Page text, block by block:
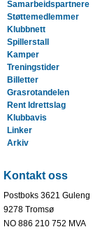
Samarbeidspartnere
Støttemedlemmer
Klubbnett
Spillerstall
Kamper
Treningstider
Billetter
Grasrotandelen
Rent Idrettslag
Klubbavis
Linker
Arkiv
Kontakt oss
Postboks 3621 Guleng
9278 Tromsø
NO 886 210 752 MVA